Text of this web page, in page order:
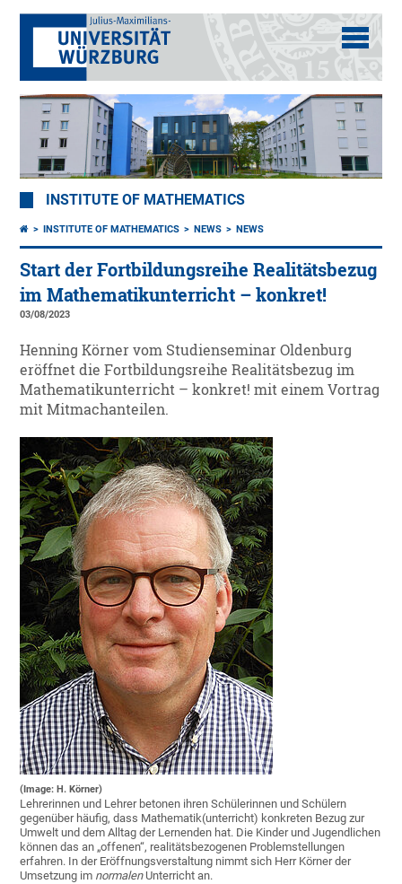
INSTITUTE OF MATHEMATICS
INSTITUTE OF MATHEMATICS NEWS NEWS
Start der Fortbildungsreihe Realitätsbezug
im Mathematikunterricht – konkret!
03/08/2023
Henning Körner vom Studienseminar Oldenburg
eröffnet die Fortbildungsreihe Realitätsbezug im
Mathematikunterricht – konkret! mit einem Vortrag
mit Mitmachanteilen.
(Image: H. Körner)
Lehrerinnen und Lehrer betonen ihren Schülerinnen und Schülern
gegenüber häufig, dass Mathematik(unterricht) konkreten Bezug zur
Umwelt und dem Alltag der Lernenden hat. Die Kinder und Jugendlichen
können das an „offenen“, realitätsbezogenen Problemstellungen
erfahren. In der Eröffnungsverstaltung nimmt sich Herr Körner der
Umsetzung im normalenUnterricht an.